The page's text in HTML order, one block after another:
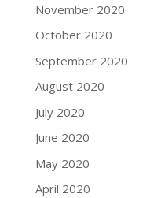
November 2020
October 2020
September 2020
August 2020
July 2020
June 2020
May 2020
April 2020